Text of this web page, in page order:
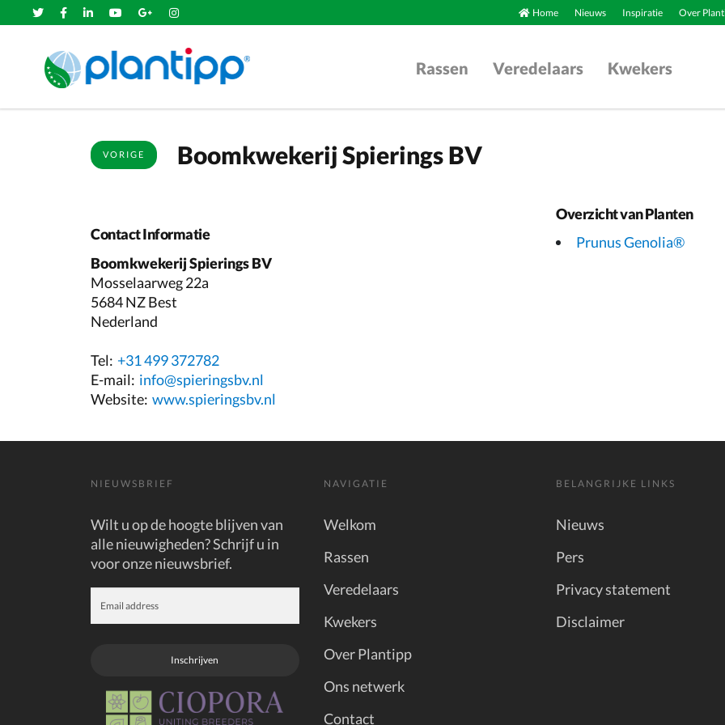
Home Nieuws Inspiratie Over
Rassen Veredelaars Kwekers
VORIGE Boomkwekerij Spierings BV
Contact Informatie
Boomkwekerij Spierings BV
Mosselaarweg 22a
5684 NZ Best
Nederland
Tel: +31 499 372782
E-mail: info@spieringsbv.nl
Website: www.spieringsbv.nl
Overzicht van Planten
Prunus Genolia®
NIEUWSBRIEF
Wilt u op de hoogte blijven van
alle nieuwigheden? Schrijf u in
voor onze nieuwsbrief.
Inschrijven
NAVIGATIE
Welkom
Rassen
Veredelaars
Kwekers
Over Plantipp
Ons netwerk
Contact
BELANGRIJKE LINKS
Nieuws
Pers
Privacy statement
Disclaimer